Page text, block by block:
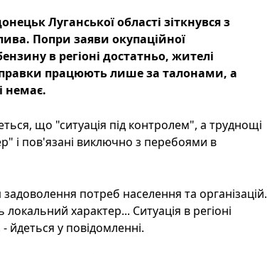
Луганської області зіткнувся з
Попри заяви окупаційної
в регіоні достатньо, жителі
працюють лише за талонами, а
немає.
що "ситуація під контролем", а труднощі
і пов'язані виключно з перебоями в
потреб населення та організацій.
характер... Ситуація в регіоні
йдеться у повідомленні.